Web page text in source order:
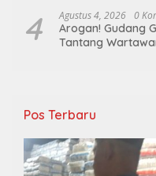
4 Agustus 4, 2026 0
Arogan! Gudang
Tantang
Pos Terbaru